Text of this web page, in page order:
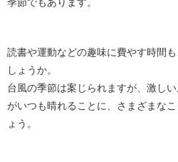
読書や運動などの趣味に費やす時間
しょうか。
台風の季節は案じられますが、激し
がいつも晴れることに、さまざまな
ょう。